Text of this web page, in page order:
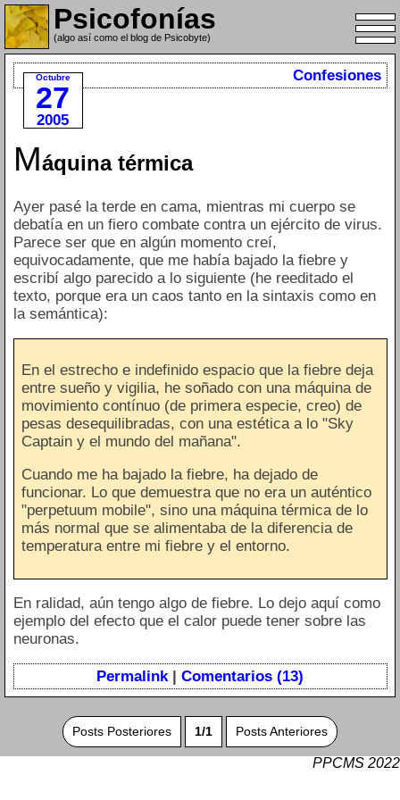
Psicofonías
(algo así como el blog de Psicobyte)
Octubre
27
2005
Confesiones
Máquina térmica
Ayer pasé la terde en cama, mientras mi cuerpo se
debatía en un fiero combate contra un ejército de virus.
Parece ser que en algún momento creí,
equivocadamente, que me había bajado la fiebre y
escribí algo parecido a lo siguiente (he reeditado el
texto, porque era un caos tanto en la sintaxis como en
la semántica):
En el estrecho e indefinido espacio que la fiebre deja
entre sueño y vigilia, he soñado con una máquina de
movimiento contínuo (de primera especie, creo) de
pesas desequilibradas, con una estética a lo "Sky
Captain y el mundo del mañana".
Cuando me ha bajado la fiebre, ha dejado de
funcionar. Lo que demuestra que no era un auténtico
"perpetuum mobile", sino una máquina térmica de lo
más normal que se alimentaba de la diferencia de
temperatura entre mi fiebre y el entorno.
En ralidad, aún tengo algo de fiebre. Lo dejo aquí como
ejemplo del efecto que el calor puede tener sobre las
neuronas.
Permalink | Comentarios (13)
Posts Posteriores 1/1 Posts Anteriores
PPCMS 2022